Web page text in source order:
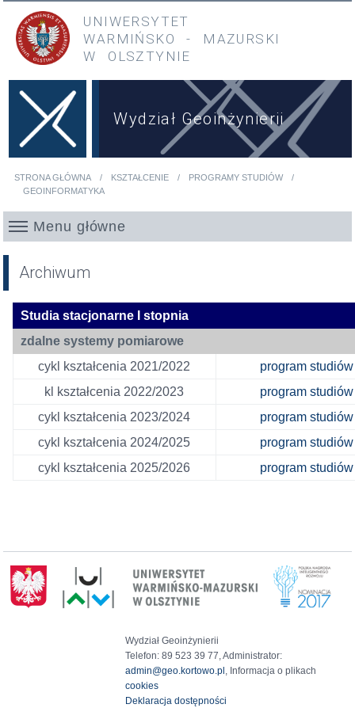
Przejdź do treści
Przejdź do menu głównego
UNIWERSYTET
WARMIŃSKO
- MAZURSKI
W OLSZTYNIE
Wydział Geoinżynierii
Jesteś tutaj
STRONA GŁÓWNA KSZTAŁCENIE
PROGRAMY STUDIÓW
GEOINFORMATYKA
Menu główne
Archiwum
Studia stacjonarne I stopnia
zdalne systemy pomiarowe
cykl kształcenia 2021/2022
program studiów
kl kształcenia 2022/2023
program studiów
cykl kształcenia 2023/2024
program studiów
cykl kształcenia 2024/2025
program studiów
cykl kształcenia 2025/2026
program studiów
Wydział Geoinżynierii
Telefon: 89 523 39 77, Administrator:
admin@geo.kortowo.pl , Informacja o plikach
cookies
Deklaracja dostępności